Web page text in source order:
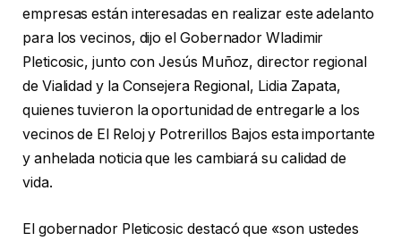
empresas están interesadas en realizar este adelanto
para los vecinos, dijo el Gobernador Wladimir
Pleticosic, junto con Jesús Muñoz, director regional
de Vialidad y la Consejera Regional, Lidia Zapata,
quienes tuvieron la oportunidad de entregarle a los
vecinos de El Reloj y Potrerillos Bajos esta importante
y anhelada noticia que les cambiará su calidad de
vida.
El gobernador Pleticosic destacó que «son ustedes